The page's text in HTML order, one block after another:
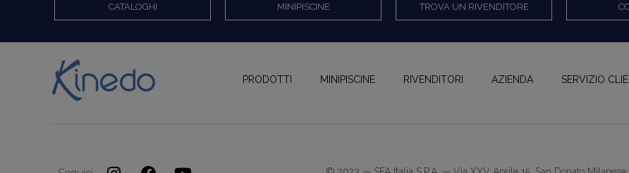
CATALOGHI MINIPISCINE TROVA UN RIVENDITORE
PRODOTTI MINIPISCINE RIVENDITORI AZIENDA SERVIZIO